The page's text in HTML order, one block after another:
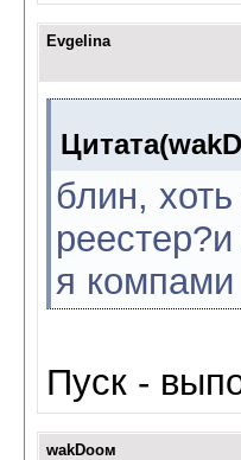
Evgelina
блин,
я
Пуск -
wаkDоом